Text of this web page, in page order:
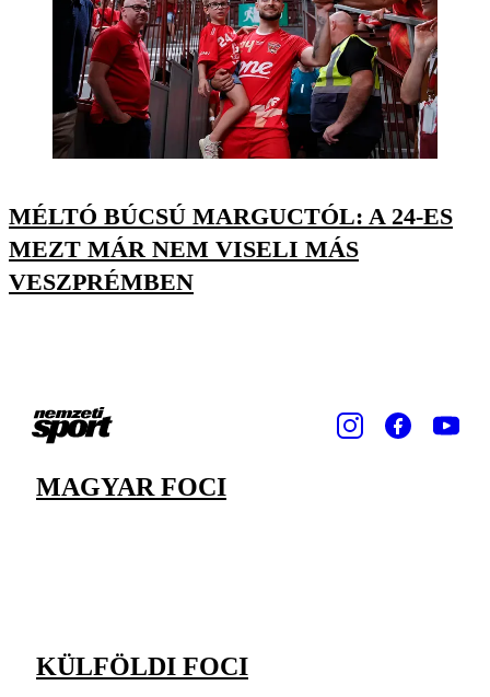
MÉLTÓ BÚCSÚ MARGUCTÓL: A 24-ES
MEZT MÁR NEM VISELI MÁS
VESZPRÉMBEN
MAGYAR FOCI
KÜLFÖLDI FOCI